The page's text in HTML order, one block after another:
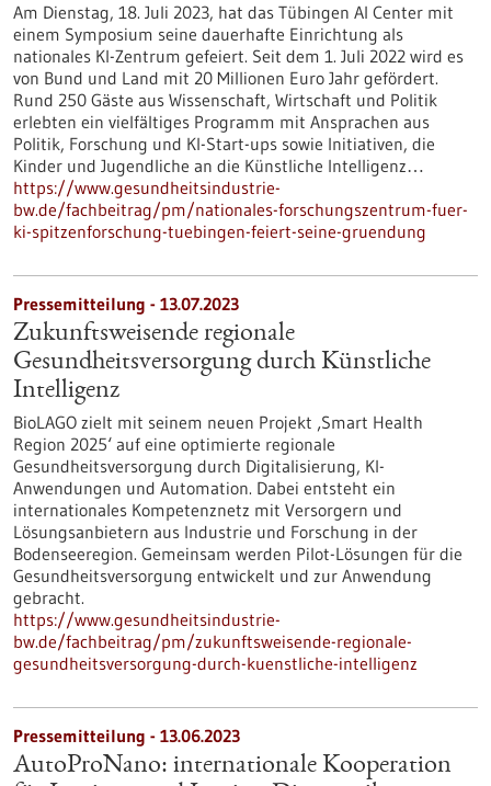
Am Dienstag, 18. Juli 2023, hat das Tübingen AI Center mit
einem Symposium seine dauerhafte Einrichtung als
nationales KI-Zentrum gefeiert. Seit dem 1. Juli 2022 wird es
von Bund und Land mit 20 Millionen Euro Jahr gefördert.
Rund 250 Gäste aus Wissenschaft, Wirtschaft und Politik
erlebten ein vielfältiges Programm mit Ansprachen aus
Politik, Forschung und KI-Start-ups sowie Initiativen, die
Kinder und Jugendliche an die Künstliche Intelligenz…
https://www.gesundheitsindustrie-
bw.de/fachbeitrag/pm/nationales-forschungszentrum-fuer-
ki-spitzenforschung-tuebingen-feiert-seine-gruendung
Pressemitteilung - 13.07.2023
Zukunftsweisende regionale
Gesundheitsversorgung durch Künstliche
Intelligenz
BioLAGO zielt mit seinem neuen Projekt ‚Smart Health
Region 2025‘ auf eine optimierte regionale
Gesundheitsversorgung durch Digitalisierung, KI-
Anwendungen und Automation. Dabei entsteht ein
internationales Kompetenznetz mit Versorgern und
Lösungsanbietern aus Industrie und Forschung in der
Bodenseeregion. Gemeinsam werden Pilot-Lösungen für die
Gesundheitsversorgung entwickelt und zur Anwendung
gebracht.
https://www.gesundheitsindustrie-
bw.de/fachbeitrag/pm/zukunftsweisende-regionale-
gesundheitsversorgung-durch-kuenstliche-intelligenz
Pressemitteilung - 13.06.2023
AutoProNano: internationale Kooperation